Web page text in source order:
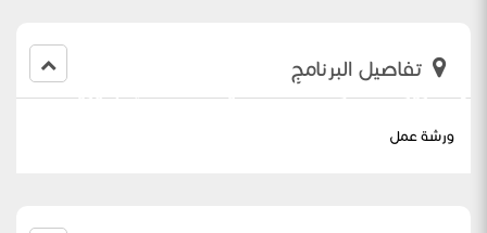
( تعزيز المهارات الأساسية للغة الإنجليزية
تفاصيل البرنامج
ورشة عمل